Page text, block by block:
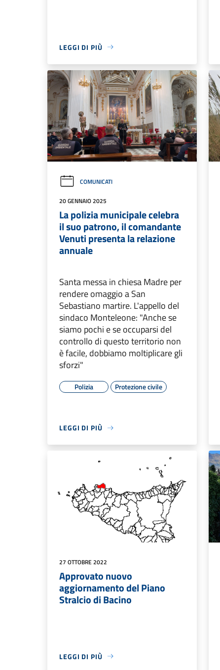
LEGGI DI PIÙ
COMUNICATI
20 GENNAIO 2025
La polizia municipale celebra
il suo patrono, il comandante
Venuti presenta la relazione
annuale
Santa messa in chiesa Madre per
rendere omaggio a San
Sebastiano martire. L'appello del
sindaco Monteleone: "Anche se
siamo pochi e se occuparsi del
controllo di questo territorio non
è facile, dobbiamo moltiplicare gli
sforzi"
Polizia Protezione civile
LEGGI DI PIÙ
27 OTTOBRE 2022
Approvato nuovo
aggiornamento del Piano
Stralcio di Bacino
LEGGI DI PIÙ